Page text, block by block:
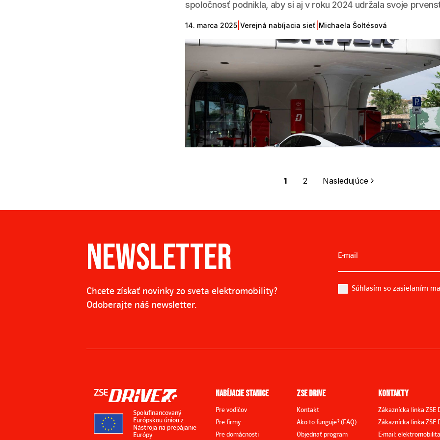
spoločnosť podnikla, aby si aj v roku 2024 udržala svoje
14. marca 2025 Verejná nabíjacia sieť Michaela Šoltésová
1 2 Nasledujúce
NEWSLETTER
Chcete získať novinky zo sveta elektromobility?
Odoberajte náš newsletter.
E-mail
Súhlasím so zasielaním
Spolufinancovaný
Európskou úniou z
Nástroja na prepájanie
Európy
NABÍJACIE STANICE
Pre vodičov
Pre firmy
Pre domácnosti
ZSE DRIVE
Kontakt
Ako to funguje? (FAQ)
Objednať program
KONTAKTY
Zákaznícka linka ZSE
Zákaznícka linka ZSE
E-mail: